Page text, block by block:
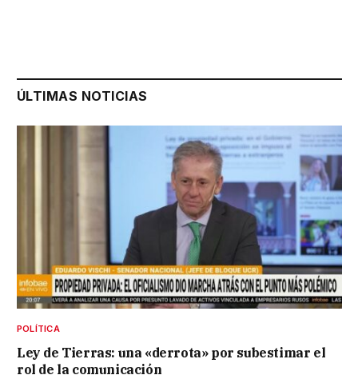
ÚLTIMAS NOTICIAS
POLÍTICA
Ley de Tierras: una «derrota» por subestimar el
rol de la comunicación